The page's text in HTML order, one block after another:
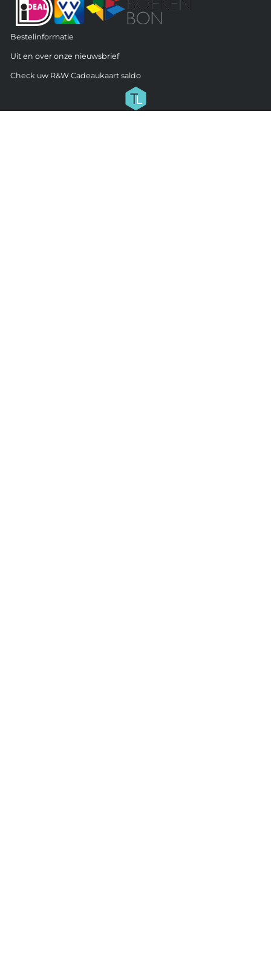
Bestelinformatie
Uit en over onze nieuwsbrief
Check uw R&W Cadeaukaart saldo